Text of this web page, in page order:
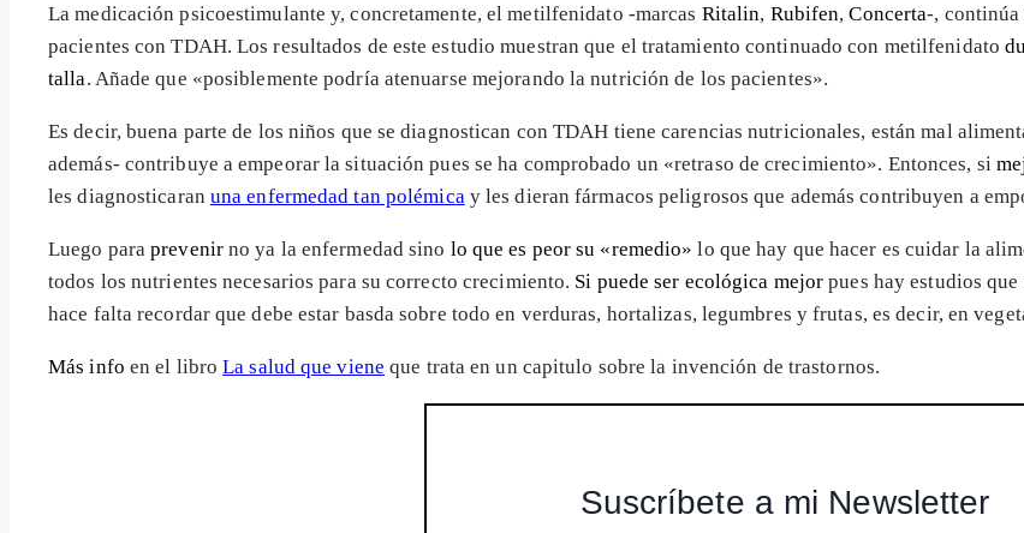
La medicación psicoestimulante y, concretamente, el metilfenidato -marcas Ritalin, Rubifen,Concerta-,
pacientes con TDAH. Los resultados de este estudio muestran que el tratamiento continuado con metilfenidato
talla. Añade que «posiblemente podría atenuarse mejorando la nutrición de los pacientes».
Es decir, buena parte de los niños que se diagnostican con TDAH tiene carencias nutricionales, están mal
además- contribuye a empeorar la situación pues se ha comprobado un «retraso de crecimiento». Entonces, si
les diagnosticaran una enfermedad tan polémicay les dieran fármacos peligrosos que además contribuyen a
Luego paraprevenirno ya la enfermedad sino lo que es peor su «remedio» lo que hay que hacer es cuidar la
todos los nutrientes necesarios para su correcto crecimiento. Si puede ser ecológica mejor pues hay estudios
hace falta recordar que debe estar basda sobre todo en verduras, hortalizas, legumbres y frutas, es decir, en
Más info en el libroLa salud que viene que trata en un capitulo sobre la invención de trastornos.
Suscríbete a mi Newsletter